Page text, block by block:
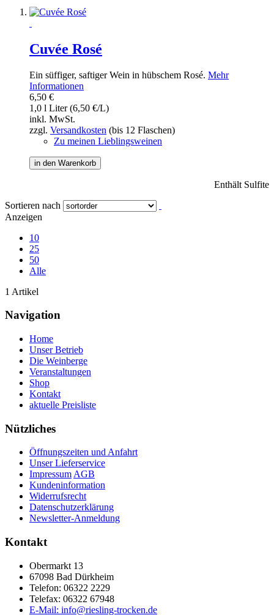
Cuvée Rosé
Ein süffiger, saftiger Wein in hübschem Rosé. Mehr
Informationen
6,50 €
1,0 l Liter (6,50 €/L)
inkl. MwSt.
zzgl. Versandkosten (bis 12 Flaschen)
Zu meinen Lieblingsweinen
in den Warenkorb
Enthält Sulfite
Sortieren nach
Anzeigen
10
25
50
Alle
1 Artikel
Navigation
Home
Unser Betrieb
Die Weinberge
Veranstaltungen
Shop
Kontakt
aktuelle Preisliste
Nützliches
Öffnungszeiten und Anfahrt
Unser Lieferservice
Impressum AGB
Kundeninformation
Widerrufsrecht
Datenschutzerklärung
Newsletter-Anmeldung
Kontakt
Obermarkt 13
67098 Bad Dürkheim
Telefon: 06322 2229
Telefax: 06322 67948
E-Mail: info@riesling-trocken.de